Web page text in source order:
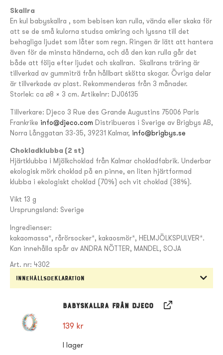
Skallra
En kul babyskallra , som bebisen kan rulla, vända eller skaka för
att se de små kulorna studsa omkring och lyssna till det
behagliga ljudet som låter som regn. Ringen är lätt att hantera
även för de minsta händerna, och då den kan rulla går det
både att följa efter ljudet och skallran. Skallrans träring är
tillverkad av gummiträ från hållbart skötta skogar. Övriga delar
är tillverkade av plast. Rekommenderas från 3 månader.
Storlek: ca ⌀8 x 3 cm. Artikelnr: DJ06135
Tillverkare: Djeco 3 Rue des Grande Augustins 75006 Paris
Frankrike info@djeco.com Distribueras i Sverige av Brigbys AB,
Norra Långgatan 33-35, 39231 Kalmar, info@brigbys.se
Chokladklubba (2 st)
Hjärtklubba i Mjölkchoklad från Kalmar chokladfabrik. Underbar
ekologisk mörk choklad på en pinne, en liten hjärtformad
klubba i ekologiskt choklad (70%) och vit choklad (38%).
Vikt 13 g
Ursprungsland: Sverige
Ingredienser:
kakaomassa*, rårörsocker*, kakaosmör*, HELMJÖLKSPULVER*.
Kan innehålla spår av ANDRA NÖTTER, MANDEL, SOJA
Art. nr: 4302
Innehållsdeklaration
Babyskallra från Djeco
139 kr
I lager